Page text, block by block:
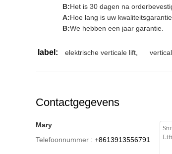
B:Het is 30 dagen na
A:Hoe lang is uw
B:We hebben een jaar garantie.
label: elektrische verticale lift
Contactgegevens
Mary
Telefoonnummer : +8613913556791